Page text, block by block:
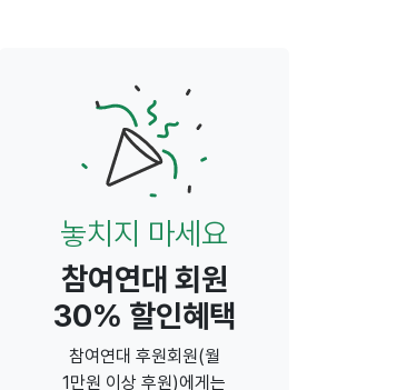
놓치지 마세요
참여연대 회원
30% 할인혜택
참여연대 후원회원(월
1만원 이상 후원)에게는